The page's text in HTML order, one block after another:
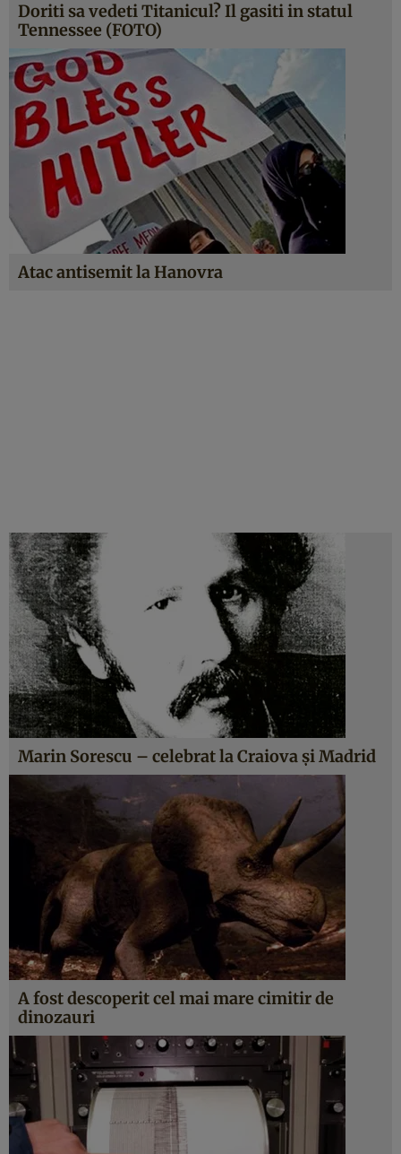
Doriti sa vedeti Titanicul? Il gasiti in statul
Tennessee (FOTO)
Atac antisemit la Hanovra
Marin Sorescu – celebrat la Craiova şi Madrid
A fost descoperit cel mai mare cimitir de
dinozauri